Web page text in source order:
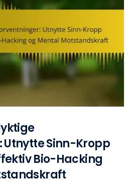
Utnytte Sinn-Kropp
Bio-Hacking